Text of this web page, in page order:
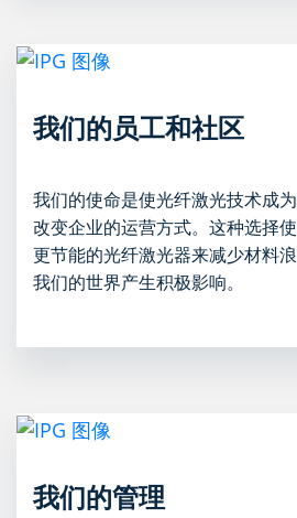
我们的员工和社区
我们的使命是使光纤激光技术成
改变企业的运营方式。这种选择
更节能的光纤激光器来减少材料
我们的世界产生积极影响。
我们的管理